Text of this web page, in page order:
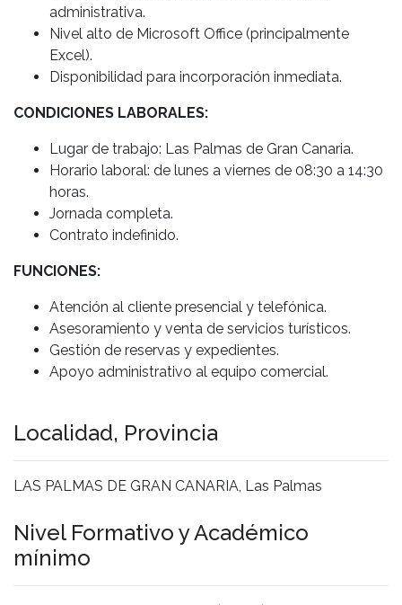
administrativa.
Nivel alto de Microsoft Office (principalmente
Excel).
Disponibilidad para incorporación inmediata.
CONDICIONES LABORALES:
Lugar de trabajo: Las Palmas de Gran Canaria.
Horario laboral: de lunes a viernes de 08:30 a 14:30
horas.
Jornada completa.
Contrato indefinido.
FUNCIONES:
Atención al cliente presencial y telefónica.
Asesoramiento y venta de servicios turísticos.
Gestión de reservas y expedientes.
Apoyo administrativo al equipo comercial.
Localidad, Provincia
LAS PALMAS DE GRAN CANARIA, Las Palmas
Nivel Formativo y Académico
mínimo